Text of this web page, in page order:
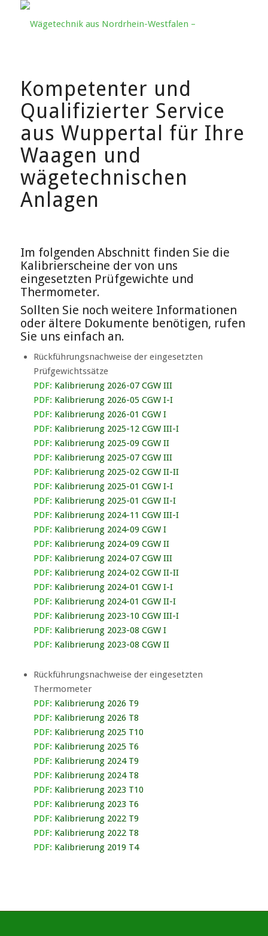
Kompetenter und
Qualifizierter Service
aus Wuppertal für Ihre
Waagen und
wägetechnischen
Anlagen
Im folgenden Abschnitt finden Sie die
Kalibrierscheine der von uns
eingesetzten Prüfgewichte und
Thermometer.
Sollten Sie noch weitere Informationen
oder ältere Dokumente benötigen, rufen
Sie uns einfach an.
Rückführungsnachweise der eingesetzten
Prüfgewichtssätze
PDF: Kalibrierung 2026-07 CGW III
PDF: Kalibrierung 2026-05 CGW I-I
PDF: Kalibrierung 2026-01 CGW I
PDF: Kalibrierung 2025-12 CGW III-I
PDF: Kalibrierung 2025-09 CGW II
PDF: Kalibrierung 2025-07 CGW III
PDF: Kalibrierung 2025-02 CGW II-II
PDF: Kalibrierung 2025-01 CGW I-I
PDF: Kalibrierung 2025-01 CGW II-I
PDF: Kalibrierung 2024-11 CGW III-I
PDF: Kalibrierung 2024-09 CGW I
PDF: Kalibrierung 2024-09 CGW II
PDF: Kalibrierung 2024-07 CGW III
PDF: Kalibrierung 2024-02 CGW II-II
PDF: Kalibrierung 2024-01 CGW I-I
PDF: Kalibrierung 2024-01 CGW II-I
PDF: Kalibrierung 2023-10 CGW III-I
PDF: Kalibrierung 2023-08 CGW I
PDF: Kalibrierung 2023-08 CGW II
Rückführungsnachweise der eingesetzten
Thermometer
PDF: Kalibrierung 2026 T9
PDF: Kalibrierung 2026 T8
PDF: Kalibrierung 2025 T10
PDF: Kalibrierung 2025 T6
PDF: Kalibrierung 2024 T9
PDF: Kalibrierung 2024 T8
PDF: Kalibrierung 2023 T10
PDF: Kalibrierung 2023 T6
PDF: Kalibrierung 2022 T9
PDF: Kalibrierung 2022 T8
PDF: Kalibrierung 2019 T4